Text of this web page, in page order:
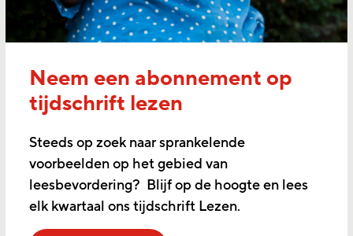
Neem een abonnement op
tijdschrift lezen
Steeds op zoek naar sprankelende
voorbeelden op het gebied van
leesbevordering? Blijf op de hoogte en lees
elk kwartaal ons tijdschrift Lezen.